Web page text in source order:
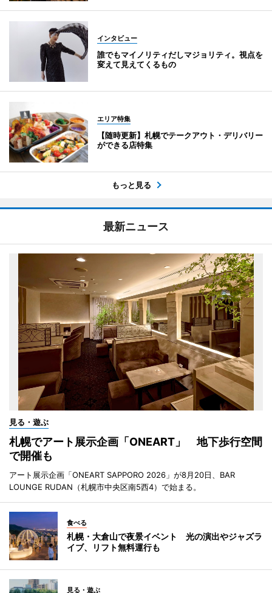
インタビュー
誰でもマイノリティだしマジョリティ。視点を
変えて見えてくるもの
エリア特集
【随時更新】札幌でテークアウト・デリバリー
ができる店特集
もっと見る
最新ニュース
見る・遊ぶ
札幌でアート展示企画「ONEART」 地下歩行空間
で開催も
アート展示企画「ONEART SAPPORO 2026」が8月20日、BAR
LOUNGE RUDAN（札幌市中央区南5西4）で始まる。
食べる
札幌・大倉山で夜景イベント 光の演出やジャズラ
イブ、リフト無料運行も
見る・遊ぶ